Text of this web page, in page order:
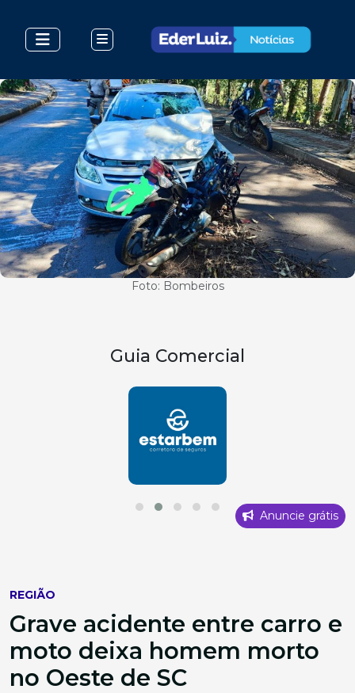
Foto: Bombeiros
Guia Comercial
Anuncie grátis
REGIÃO
Grave acidente entre carro e
moto deixa homem morto
no Oeste de SC